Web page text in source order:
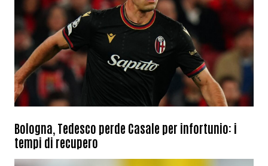
Bologna, Tedesco perde Casale per infortunio: i
tempi di recupero